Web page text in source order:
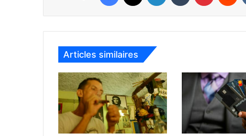
Articles similaires